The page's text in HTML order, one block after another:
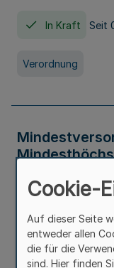
In Kraft Seit
Verordnung
Cookie-
Auf dieser Seite
entweder allen
die für die
sind. Hier finden